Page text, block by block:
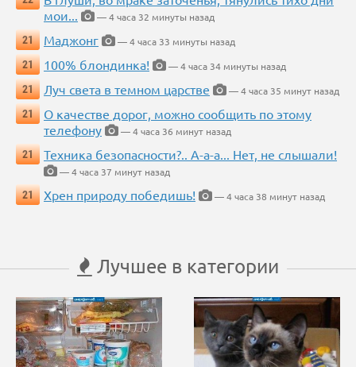
мои...
— 4 часа 32 минуты назад
21
Маджонг
— 4 часа 33 минуты назад
21
100% блондинка!
— 4 часа 34 минуты назад
21
Луч света в темном царстве
— 4 часа 35 минут назад
21
О качестве дорог, можно сообщить по этому
телефону
— 4 часа 36 минут назад
21
Техника безопасности?.. А-а-а... Нет, не слышали!
— 4 часа 37 минут назад
21
Хрен природу победишь! — 4 часа 38 минут назад
Лучшее в категории